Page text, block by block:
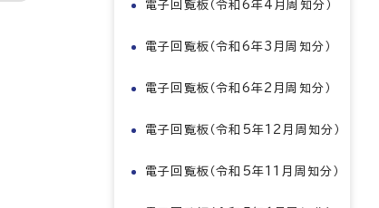
電子回覧板（令和6年4月周知分）
電子回覧板（令和6年3月周知分）
電子回覧板（令和6年2月周知分）
電子回覧板（令和5年12月周知分）
電子回覧板（令和5年11月周知分）